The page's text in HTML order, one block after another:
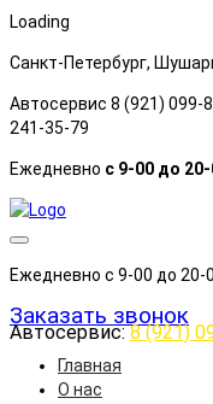
Loading
Санкт-Петербург,
Автосервис 8 (921) 099-
241-35-79
Ежедневно с 9-00 до
Ежедневно с 9-00 до 20-
Заказать звонок
Автосервис:8 (921)
Главная
О нас